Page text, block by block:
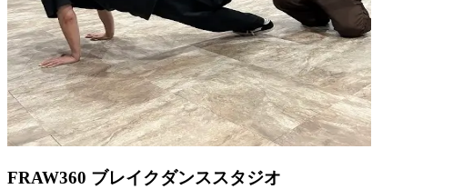
FRAW360 ブレイクダンススタジオ